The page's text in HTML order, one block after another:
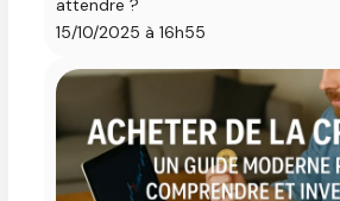
attendre ?
15/10/2025 à 16h55